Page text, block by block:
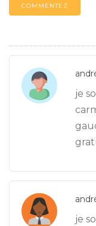
COMMENTEZ
je
je